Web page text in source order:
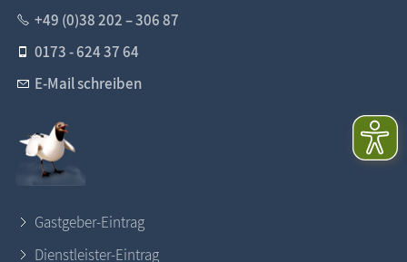
+49 (0)38 202 – 306 87
0173 - 624 37 64
E-Mail schreiben
Gastgeber-Eintrag
Dienstleister-Eintrag